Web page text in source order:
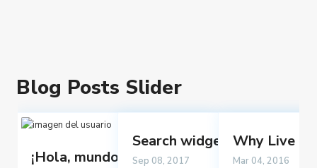
Blog Posts Slider
¡Hola, mundo!
Search widget on the right
Sep 08, 2017
Why Live in
Mar 04, 2016